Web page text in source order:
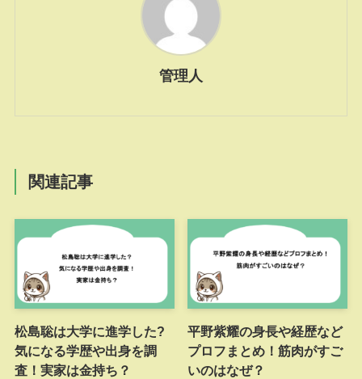
管理人
関連記事
松島聡は大学に進学した?
気になる学歴や出身を調
査！実家は金持ち？
平野紫耀の身長や経歴など
プロフまとめ！筋肉がすご
いのはなぜ？